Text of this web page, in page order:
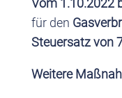
Vom 1.10.2022
für den
Steuersatz von
Weitere